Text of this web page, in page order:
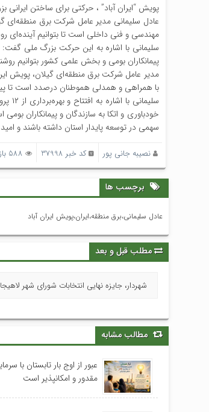
پویش “ایران آباد” ، حرکتی برای ساختن
عادل سلیمانی مدیر عامل شرکت برق منطقه‌ای
مهندسی و فنی داخلی است تا بتوانیم آینده‌ای
سلیمانی با اشاره به این حرکت بزرگ ملی
پیمانکاران بومی و بخش علمی کشور بتوانیم
مدیر عامل شرکت برق منطقه‌ای گیلان، پویش
با همراهی و همدلی هموطنان درصدد است تا
خودباوری و اتکا به سازندگان و پیمانکاران
سهمی در توسعه پایدار استان داشته باشند و
نصیبه جانی پور کد خبر 37998
برچسب ها
عادل سلیمانی،برق منطقه،ایران،پویش ایران آباد
مطلب قبل و بعد
شهردار، جایزه نهایی انتخابات شورای شهر
مطالب مشابه
عبور از اوج بار تابستان با
مقدور و امکانپذیر است